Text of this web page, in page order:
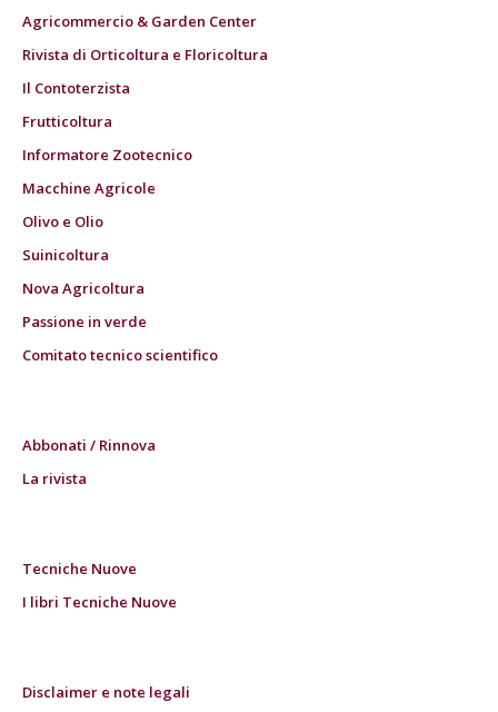
Agricommercio & Garden Center
Rivista di Orticoltura e Floricoltura
Il Contoterzista
Frutticoltura
Informatore Zootecnico
Macchine Agricole
Olivo e Olio
Suinicoltura
Nova Agricoltura
Passione in verde
Comitato tecnico scientifico
Abbonati / Rinnova
La rivista
Tecniche Nuove
I libri Tecniche Nuove
Disclaimer e note legali